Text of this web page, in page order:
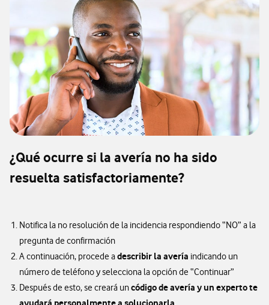
¿Qué ocurre si la avería no ha sido
resuelta satisfactoriamente?
Notifica la no resolución de la incidencia respondiendo “NO” a la
pregunta de confirmación
A continuación, procede adescribir la avería indicando un
número de teléfono y selecciona la opción de “Continuar”
Después de esto, se creará uncódigo de avería y un experto te